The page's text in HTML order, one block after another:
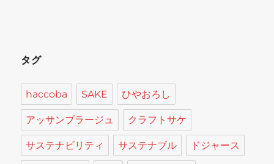
タグ
haccoba SAKE ひやおろし
アッサンブラージュ クラフトサケ
サステナビリティ サステナブル ドジャース